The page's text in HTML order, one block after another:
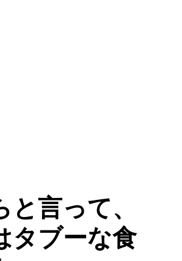
と言って、
タブーな食